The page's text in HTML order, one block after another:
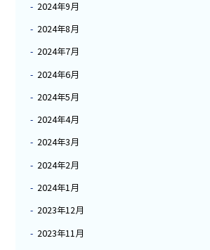
2024年9月
2024年8月
2024年7月
2024年6月
2024年5月
2024年4月
2024年3月
2024年2月
2024年1月
2023年12月
2023年11月